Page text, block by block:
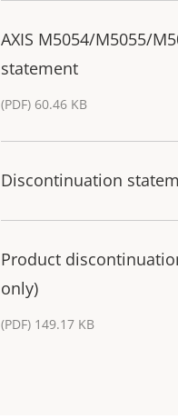
AXIS M5054/M5055/
statement
(PDF) 60.46 KB
Discontinuation
Product
only)
(PDF) 149.17 KB